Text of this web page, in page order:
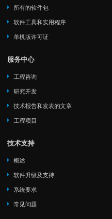
所有的软件包
软件工具和实用程序
单机版许可证
服务中心
工程咨询
研究开发
技术报告和发表的文章
工程项目
技术支持
概述
软件升级及支持
系统要求
常见问题